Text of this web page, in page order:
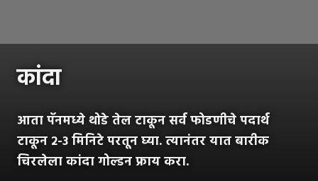
कांदा
आता पॅनमध्ये थोडे तेल टाकून सर्व फोडणीचे पदार्थ
टाकून २-३ मिनिटे परतून घ्या. त्यानंतर यात बारीक
चिरलेला कांदा गोल्डन फ्राय करा.